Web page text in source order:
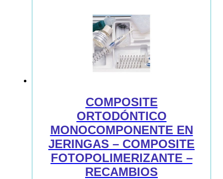
COMPOSITE
ORTODÓNTICO
MONOCOMPONENTE EN
JERINGAS – COMPOSITE
FOTOPOLIMERIZANTE –
RECAMBIOS